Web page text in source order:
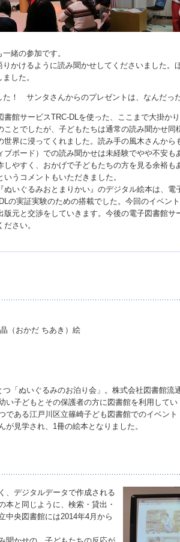
緒の参加です。
りかけるように読み聞かせしてくださいました。
した。
！ サンタさんからのプレゼントは、なんだっ
書館サービスTRC-DLを使った、ここまで大掛か
ことでしたが、子どもたちは通常の読み聞かせ同
世界に浸ってくれました。読み手の風木さんから
ブボード）での読み聞かせは未経験でやや不安も
しやすく、おかげで子どもたちの方を見る余裕も
いうコメントもいただきました。
ぬいぐるみおとまりかい』のデジタル絵本は、電
の実証実験のための搭載でした。今回のイベン
版元と交渉をしていきます。今後の電子図書館サ
ださい。
（おかだ ちあき）絵
「ぬいぐるみのお泊り会」。株式会社図書館流
い子どもとその保護者の方に図書館を利用してい
ある江戸川区立篠崎子ども図書館でのイベント
見学され、1冊の絵本となりました。
、デジタルデータで作成される
本と同じように、検索・貸出・
中央図書館には2014年4月から